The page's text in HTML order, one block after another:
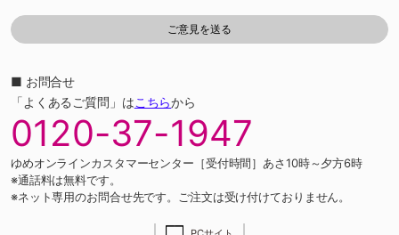
■ お問合せ
「よくあるご質問」はこちらから
0120-37-1947
ゆめオンラインカスタマーセンター［受付時間］あさ10時～夕方6時
※通話料は無料です。
※ネット専用のお問合せ先です。ご注文は受け付けておりません。